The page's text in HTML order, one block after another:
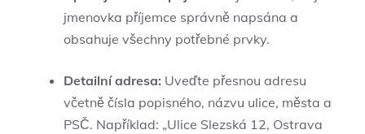
jmenovka příjemce správně napsána a
obsahuje všechny potřebné prvky.
Detailní adresa: Uveďte přesnou adresu
včetně čísla popisného, názvu ulice, města a
PSČ. Například: „Ulice Slezská 12, Ostrava